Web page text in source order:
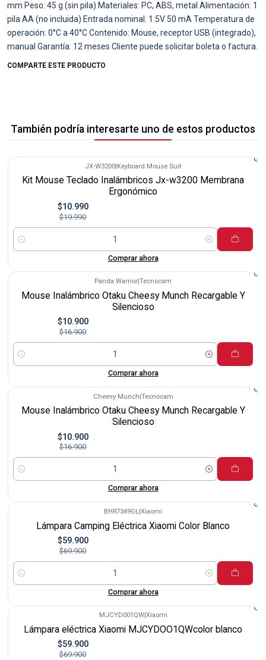
mm Peso: 45 g (sin pila) Materiales: PC, ABS, metal Alimentación: 1
pila AA (no incluida) Entrada nominal: 1.5V 50 mA Temperatura de
operación: 0°C a 40°C Contenido: Mouse, receptor USB (integrado),
manual Garantía: 12 meses Cliente puede solicitar boleta o factura.
COMPARTE ESTE PRODUCTO
También podría interesarte uno de estos productos
JX-W3200|Keyboard Mouse Suit
Kit Mouse Teclado Inalámbricos Jx-w3200 Membrana
Ergonómico
$10.990
$19.990
Cantidad
Comprar ahora
Panda Warrior Tecnocam
Mouse Inalámbrico Otaku Cheesy Munch Recargable Y
Silencioso
$10.900
$16.900
Cantidad
Comprar ahora
Cheesy Munch|Tecnocam
Mouse Inalámbrico Otaku Cheesy Munch Recargable Y
Silencioso
$10.900
$16.900
Cantidad
Comprar ahora
BHR7349GL Xiaomi
Lámpara Camping Eléctrica Xiaomi Color Blanco
$59.900
$69.900
Cantidad
Comprar ahora
MJCYD001QW| Xiaomi
Lámpara eléctrica Xiaomi MJCYDOO1QWcolor blanco
$59.900
$69.900